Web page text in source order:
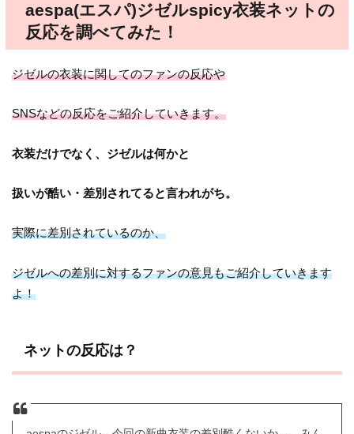
aespa(エスパ)ジゼルspicy衣装ネットの
反応を調べてみた！
ジゼルの衣装に関してのファンの反応や
SNSなどの反応をご紹介していきます。
衣装だけでなく、ジゼルは何かと
扱いが酷い・差別されてると言われがち。
実際に差別されているのか、
ジゼルへの差別に対するファンの意見もご紹介していきます
よ！
ネットの反応は？